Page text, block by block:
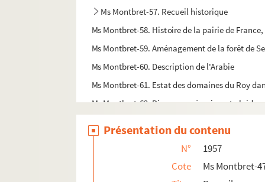
Ms Montbret-57. Recueil historique
Ms Montbret-58. Histoire de la pairie de
Ms Montbret-59. Aménagement de la forêt de
Ms Montbret-60. Description de l'Arabie
Ms Montbret-61. Estat des domaines du Roy
Ms Montbret-62. Discours, mémoires et
Ms Montbret-64. Registre des dépesches de la
Présentation du contenu
N°
1957
Cote
Ms Montbret-